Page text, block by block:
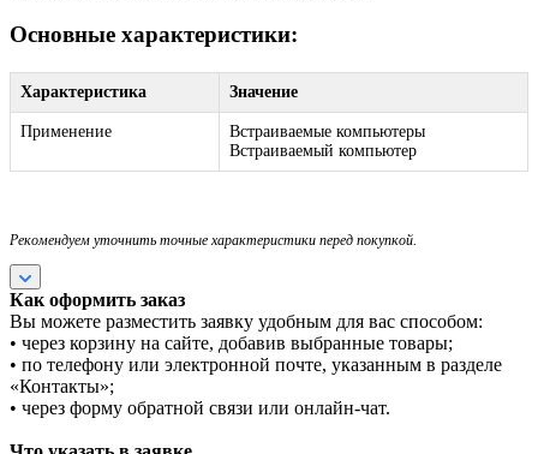
Основные характеристики:
Характеристика Значение
Применение
Встраиваемые компьютеры
Встраиваемый компьютер
Рекомендуем уточнить точные характеристики перед покупкой.
Как оформить заказ
Вы можете разместить заявку удобным для вас способом:
• через корзину на сайте, добавив выбранные товары;
• по телефону или электронной почте, указанным в разделе
«Контакты»;
• через форму обратной связи или онлайн-чат.